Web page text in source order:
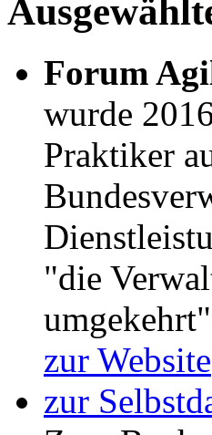
Forum
wurde
Praktiker
"die
zur Website
zur